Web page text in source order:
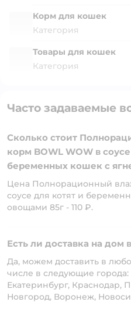
Корм для кошек
Категория
Товары для кошек
Категория
Часто задаваемые
Сколько стоит
корм BOWL WOW в
беременных кошек с
Цена Полнорационный
соусе для котят и
овощами 85г - 110 ₽.
Есть ли доставка на дом
Да, можем доставить в
числе в следующие города:
Екатеринбург, Краснодар,
Новгород, Воронеж,